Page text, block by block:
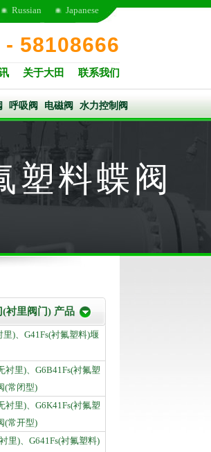
Japanese
Russian
- 58108666
关于大田 联系我们
呼吸阀 电磁阀 水力控制阀
塑料蝶阀
(衬里阀门) 产品
里)、G41Fs(衬氟塑料)堰
衬里)、G6B41Fs(衬氟塑
(常闭型)
衬里)、G6K41Fs(衬氟塑
(常开型)
里)、G641Fs(衬氟塑料)